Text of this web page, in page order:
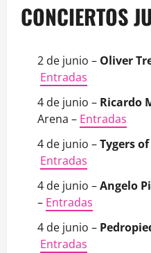
CONCIERTOS
2 de junio – Oliver
Entradas
4 de junio – Ricardo
Arena – Entradas
4 de junio –Tygers
Entradas
4 de junio –Angelo
– Entradas
4 de junio –
Entradas